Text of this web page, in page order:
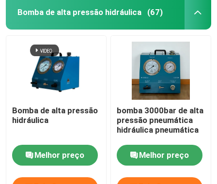
Bomba de alta pressão hidráulica (67)
Bomba de alta pressão
hidráulica
Melhor preço
bomba 3000bar de alta
pressão pneumática
hidráulica pneumática
Melhor preço